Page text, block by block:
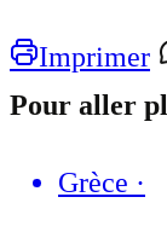
Imprimer
Pour aller
Grèce ·